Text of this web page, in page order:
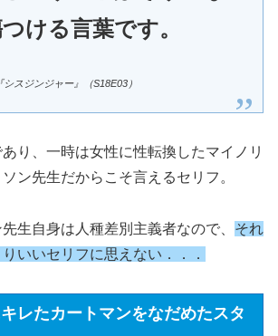
ける言葉です。
シスジンジャー』（S18E03）
り、一時は女性に性転換したマイノリ
ン先生だからこそ言えるセリフ。
生自身は人種差別主義者なので、 それ
いいセリフに思えない．．．
レたカートマンをなだめたスタ